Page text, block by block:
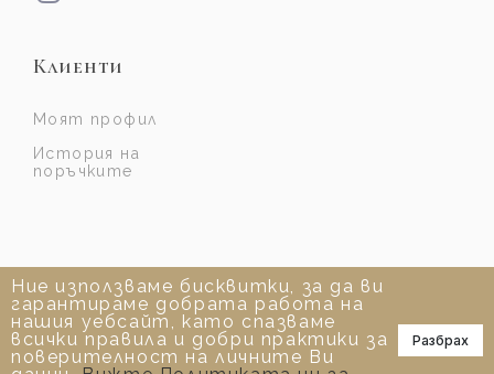
📞
Ние използваме бисквитки, за да ви
гарантираме добрата работа на
нашия уебсайт, като спазваме
всички правила и добри практики за
поверителност на личните Ви
Разбрах
Клиенти
Моят профил
История на
поръчките